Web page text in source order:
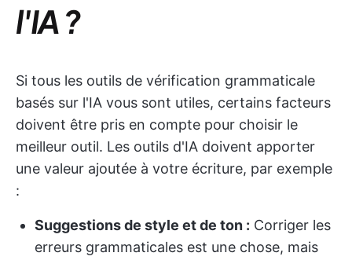
l'IA ?
Si tous les outils de vérification grammaticale
basés sur l'IA vous sont utiles, certains facteurs
doivent être pris en compte pour choisir le
meilleur outil. Les outils d'IA doivent apporter
une valeur ajoutée à votre écriture, par exemple
:
Suggestions de style et de ton : Corriger les
erreurs grammaticales est une chose, mais